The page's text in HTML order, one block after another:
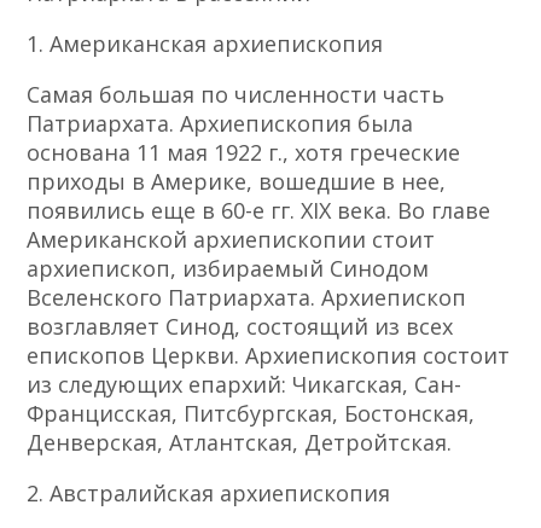
1. Американская архиепископия
Самая большая по численности часть
Патриархата. Архиепископия была
основана 11 мая 1922 г., хотя греческие
приходы в Америке, вошедшие в нее,
появились еще в 60-е гг. XIX века. Во главе
Американской архиепископии стоит
архиепископ, избираемый Синодом
Вселенского Патриархата. Архиепископ
возглавляет Синод, состоящий из всех
епископов Церкви. Архиепископия состоит
из следующих епархий: Чикагская, Сан-
Францисская, Питсбургская, Бостонская,
Денверская, Атлантская, Детройтская.
2. Австралийская архиепископия